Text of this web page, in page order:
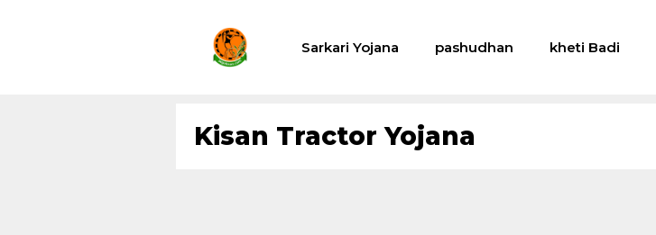
Sarkari Yojana pashudhan kheti Badi
Kisan Tractor Yojana